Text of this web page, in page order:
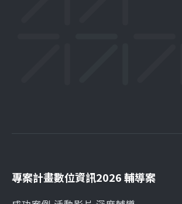
專案計畫數位資訊2026 輔導案